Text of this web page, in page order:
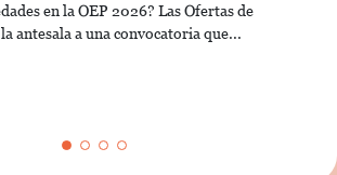
en la OEP 2026? Las Ofertas de
antesala a una convocatoria que...